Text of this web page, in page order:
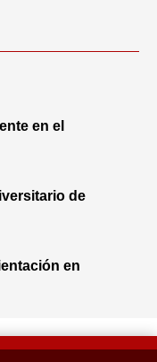
en el
de
en